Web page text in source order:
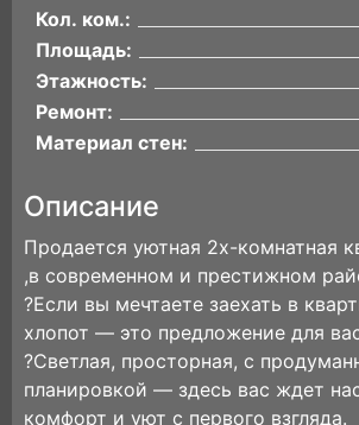
Кол. ком.:
Площадь:
Этажность:
Ремонт:
Материал стен:
Описание
Продается уютная 2х-комнатная
,в современном и престижном
?Если вы мечтаете заехать в
хлопот — это предложение для
?Светлая, просторная, с
планировкой — здесь вас ждет
комфорт и уют с первого взгляда.